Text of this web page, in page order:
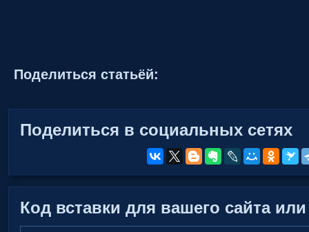
Поделиться статьёй:
Поделиться в социальных сетях
Код вставки для вашего сайта